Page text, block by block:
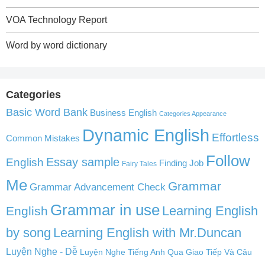
VOA Technology Report
Word by word dictionary
Categories
Basic Word Bank Business English Categories Appearance
Common Mistakes Dynamic English Effortless
English Essay sample Fairy Tales Finding Job Follow
Me Grammar Advancement Check Grammar
English Grammar in use Learning English
by song Learning English with Mr.Duncan
Luyện Nghe - Dễ Luyện Nghe Tiếng Anh Qua Giao Tiếp Và Câu